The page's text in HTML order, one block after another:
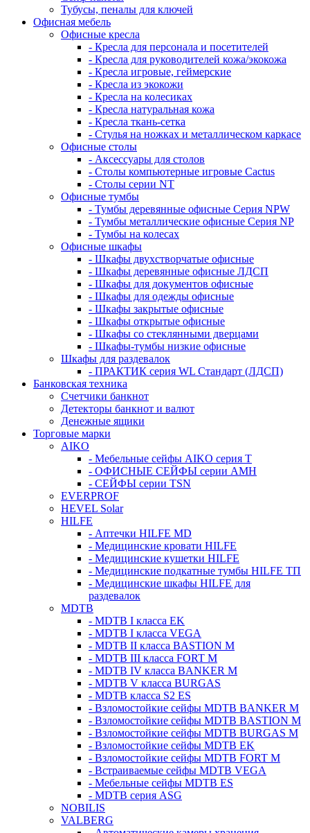
Тубусы, пеналы для ключей
Офисная мебель
Офисные кресла
- Кресла для персонала и посетителей
- Кресла для руководителей кожа/экокожа
- Кресла игровые, геймерские
- Кресла из экокожи
- Кресла на колесиках
- Кресла натуральная кожа
- Кресла ткань-сетка
- Стулья на ножках и металлическом каркасе
Офисные столы
- Аксессуары для столов
- Столы компьютерные игровые Cactus
- Столы серии NT
Офисные тумбы
- Тумбы деревянные офисные Серия NPW
- Тумбы металлические офисные Серия NP
- Тумбы на колесах
Офисные шкафы
- Шкафы двухстворчатые офисные
- Шкафы деревянные офисные ЛДСП
- Шкафы для документов офисные
- Шкафы для одежды офисные
- Шкафы закрытые офисные
- Шкафы открытые офисные
- Шкафы со стеклянными дверцами
- Шкафы-тумбы низкие офисные
Шкафы для раздевалок
- ПРАКТИК серия WL Стандарт (ЛДСП)
Банковская техника
Счетчики банкнот
Детекторы банкнот и валют
Денежные ящики
Торговые марки
AIKO
- Мебельные сейфы AIKO серия Т
- ОФИСНЫЕ СЕЙФЫ серии AMH
- СЕЙФЫ серии TSN
EVERPROF
HEVEL Solar
HILFE
- Аптечки HILFE MD
- Медицинские кровати HILFE
- Медицинские кушетки HILFE
- Медицинские подкатные тумбы HILFE ТП
- Медицинские шкафы HILFE для
раздевалок
MDTB
- MDTB I класса EK
- MDTB I класса VEGA
- MDTB II класса BASTION M
- MDTB III класса FORT M
- MDTB IV класса BANKER M
- MDTB V класса BURGAS
- MDTB класса S2 ES
- Взломостойкие сейфы MDTB BANKER M
- Взломостойкие сейфы MDTB BASTION M
- Взломостойкие сейфы MDTB BURGAS M
- Взломостойкие сейфы MDTB EK
- Взломостойкие сейфы MDTB FORT M
- Встраиваемые сейфы MDTB VEGA
- Мебельные сейфы MDTB ES
- MDTB серия ASG
NOBILIS
VALBERG